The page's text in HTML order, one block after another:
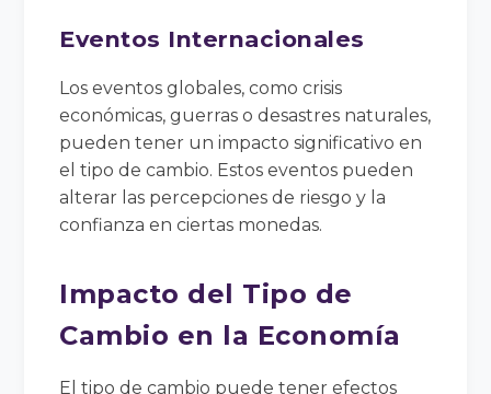
Eventos Internacionales
Los eventos globales, como crisis
económicas, guerras o desastres naturales,
pueden tener un impacto significativo en
el tipo de cambio. Estos eventos pueden
alterar las percepciones de riesgo y la
confianza en ciertas monedas.
Impacto del Tipo de
Cambio en la Economía
El tipo de cambio puede tener efectos